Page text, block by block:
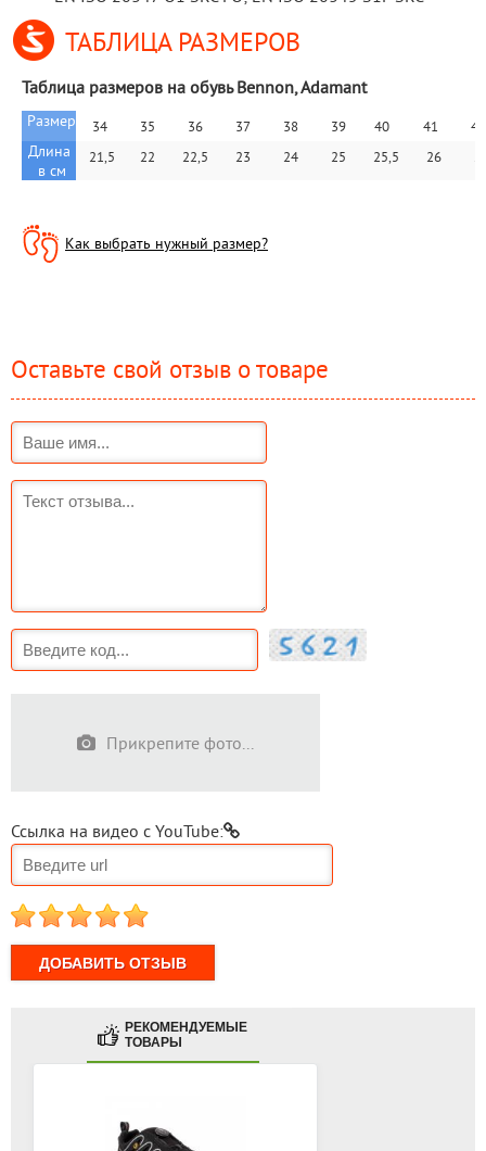
ТАБЛИЦА РАЗМЕРОВ
Таблица размеров на обувь Bennon, Adamant
Размер 34 35 36 37 38 39 40 41
Длина
в см
21,5 22 22,5 23 24 25 25,5 26
Как выбрать нужный размер?
Оставьте свой отзыв о товаре
Прикрепите фото...
Ссылка на видео с YouTube:
1 2 3 4 5
РЕКОМЕНДУЕМЫЕ
ТОВАРЫ